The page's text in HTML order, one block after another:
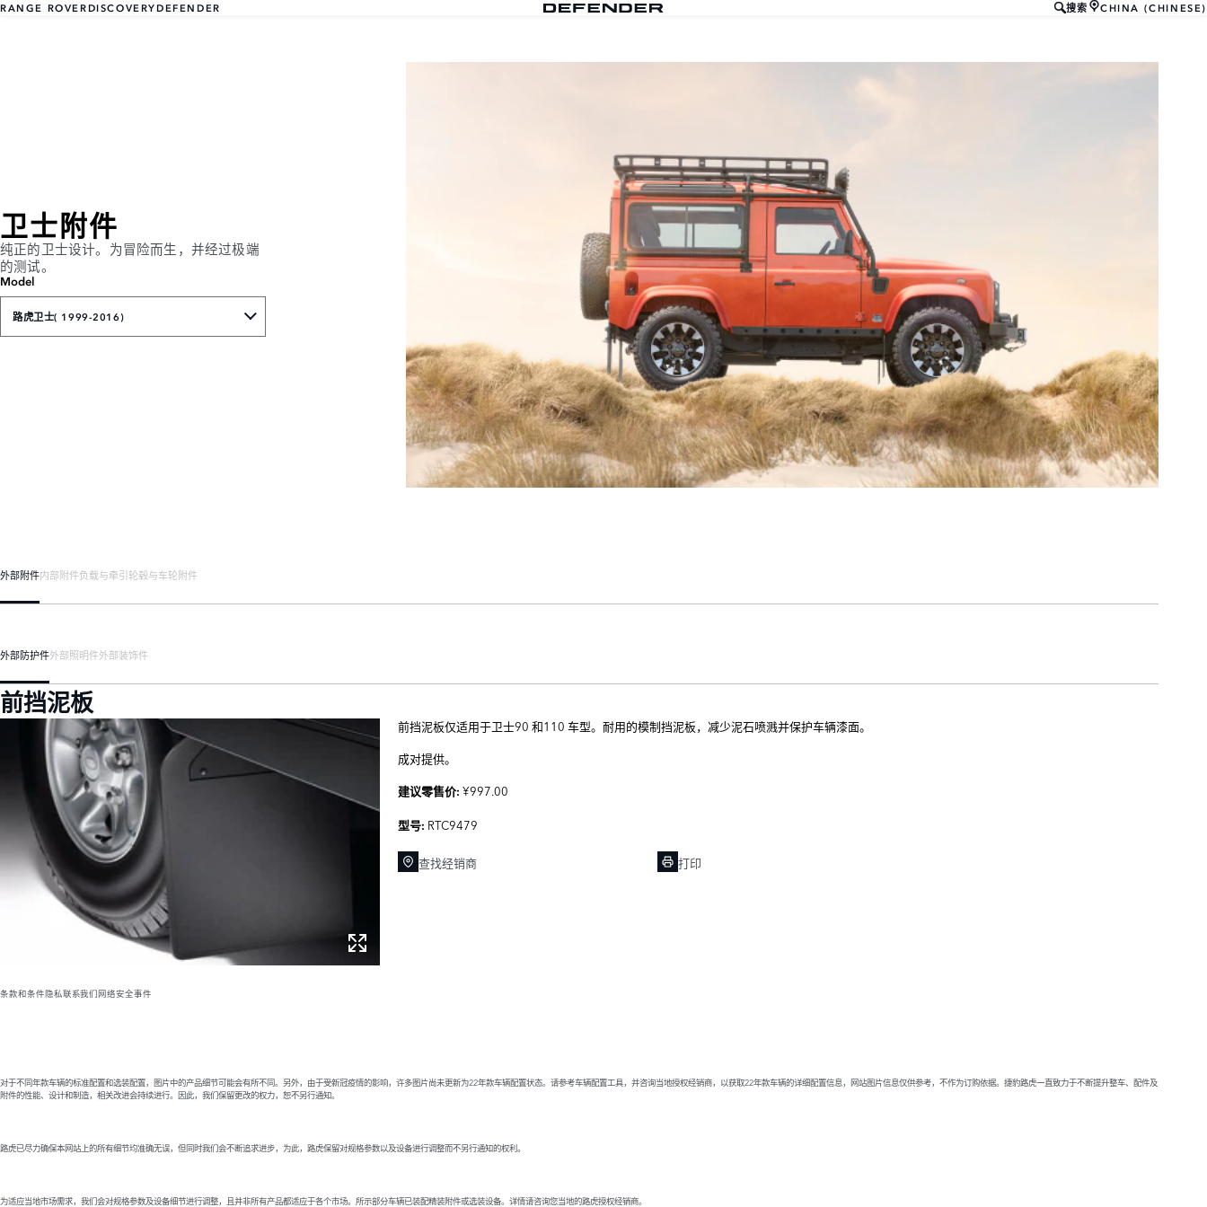
RANGE ROVERDISCOVERYDEFENDER 搜索 CHINA (CHINESE)
卫士附件
纯正的卫士设计。为冒险而生，并经过极端
的测试。
Model
路虎卫士( 1999-2016)
外部附件内部附件负载与牵引轮毂与车轮附件
外部防护件外部照明件外部装饰件
前挡泥板
前挡泥板仅适用于卫士90 和110 车型。耐用的模制挡泥板，减少泥石喷溅并保护车辆漆面。
成对提供。
建议零售价:¥997.00
型号: RTC9479
查找经销商 打印
条款和条件隐私联系我们网络安全事件
对于不同年款车辆的标准配置和选装配置，图片中的产品细节可能会有所不同。另外，由于受新冠疫情的影响，许多图片尚未更新为22年款车辆配置状态。请参考车辆配置工具，并咨询当地授权经销商，以获取22年款车辆的详细配置信息，网站图片信息仅供参考，不作为订购依据。捷豹路虎一直致力于不断提升整车、配件及
附件的性能、设计和制造，相关改进会持续进行。因此，我们保留更改的权力，恕不另行通知。
路虎已尽力确保本网站上的所有细节均准确无误，但同时我们会不断追求进步，为此，路虎保留对规格参数以及设备进行调整而不另行通知的权利。
为适应当地市场需求，我们会对规格参数及设备细节进行调整，且并非所有产品都适应于各个市场。所示部分车辆已装配精装附件或选装设备。详情请咨询您当地的路虎授权经销商。